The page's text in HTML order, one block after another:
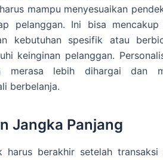
mampu menyesuaikan
pelanggan. Ini bisa mencakup
kebutuhan spesifik atau
keinginan pelanggan.
merasa lebih dihargai dan
berbelanja.
Jangka Panjang
berakhir setelah transaksi